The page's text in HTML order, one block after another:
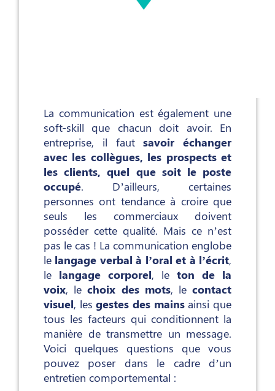
La communication est également une
soft-skill que chacun doit avoir. En
entreprise, il fautsavoir échanger
avec les collègues, les prospects et
les clients, quel que soit le poste
occupé. D’ailleurs, certaines
personnes ont tendance à croire que
seuls les commerciaux doivent
posséder cette qualité. Mais ce n’est
pas le cas ! La communication englobe
le langage verbal à l’oral et à l’écrit,
le langage corporel, le ton de la
voix, lechoix des mots, lecontact
visuel, lesgestes des mainsainsi que
tous les facteurs qui conditionnent la
manière de transmettre un message.
Voici quelques questions que vous
pouvez poser dans le cadre d’un
entretien comportemental :